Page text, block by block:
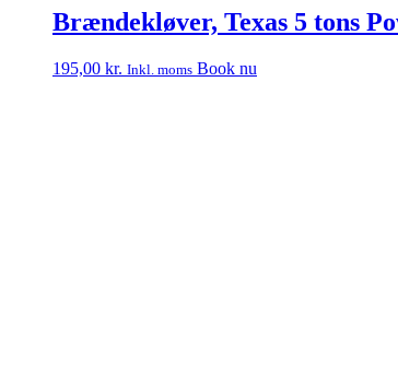
Brændekløver, Texas 5 tons
195,00 kr. Inkl. moms Book nu